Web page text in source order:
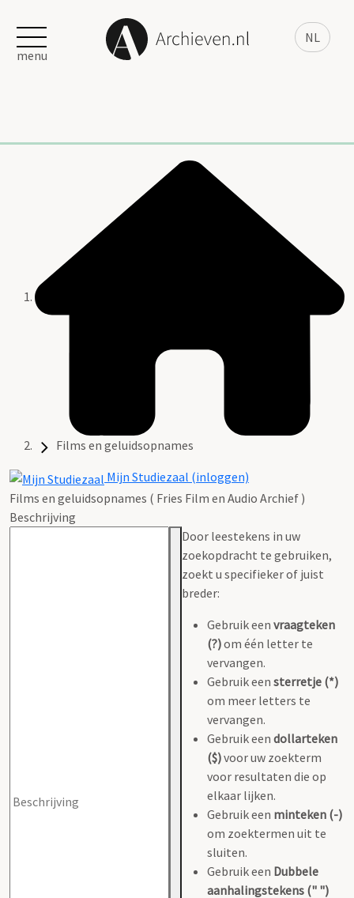
NL
menu
Films en geluidsopnames
Mijn Studiezaal (inloggen)
Films en geluidsopnames ( Fries Film en Audio Archief )
Beschrijving
Door leestekens in uw
zoekopdracht te gebruiken,
zoekt u specifieker of juist
breder:
Gebruik een vraagteken
(?)om één letter te
vervangen.
Gebruik een sterretje (*)
om meer letters te
vervangen.
Gebruik een dollarteken
($)voor uw zoekterm
voor resultaten die op
elkaar lijken.
Gebruik een minteken (-)
om zoektermen uit te
sluiten.
Gebruik een Dubbele
aanhalingstekens (" ")